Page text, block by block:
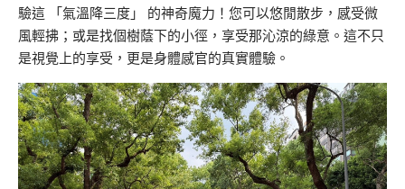
驗這 「氣溫降三度」 的神奇魔力！您可以悠閒散步，感受微
風輕拂；或是找個樹蔭下的小徑，享受那沁涼的綠意。這不只
是視覺上的享受，更是身體感官的真實體驗。